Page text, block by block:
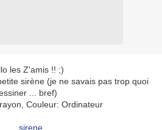
les Z'amis !! ;)
sirène (je ne savais pas trop quoi
... bref)
Couleur: Ordinateur